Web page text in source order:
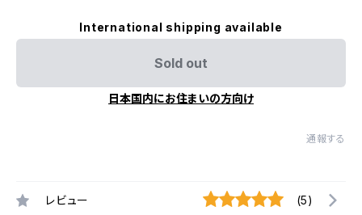
International shipping available
Sold out
日本国内にお住まいの方向け
通報する
レビュー (5)